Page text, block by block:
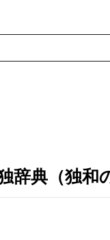
典（独和